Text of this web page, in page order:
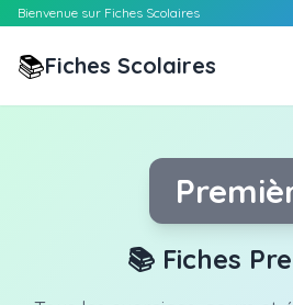
Bienvenue sur Fiches Scolaires
📚Fiches Scolaires
📚 Fiches